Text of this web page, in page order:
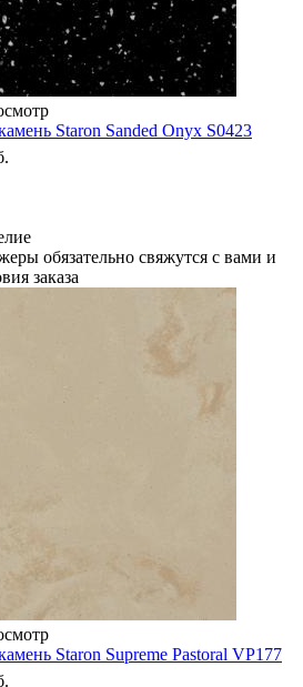
Staron Sanded Onyx S0423
обязательно свяжутся с вами и
заказа
Staron Supreme Pastoral VP177